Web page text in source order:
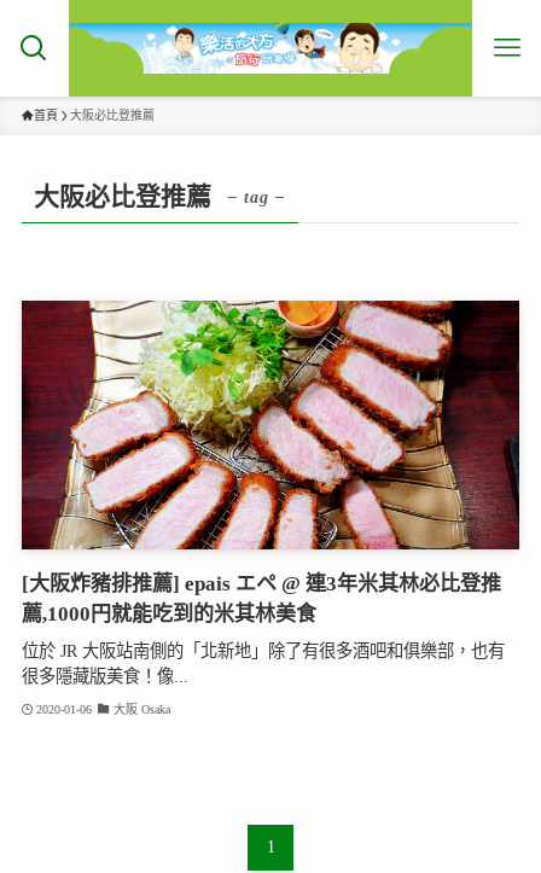
首頁 大阪必比登推薦
大阪必比登推薦 – tag –
[大阪炸豬排推薦] epais エペ @ 連3年米其林必比登推
薦,1000円就能吃到的米其林美食
位於 JR 大阪站南側的「北新地」除了有很多酒吧和俱樂部，也有
很多隱藏版美食！像...
2020-01-06 大阪 Osaka
1